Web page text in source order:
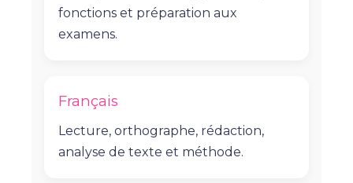
fonctions et préparation aux
examens.
Français
Lecture, orthographe, rédaction,
analyse de texte et méthode.